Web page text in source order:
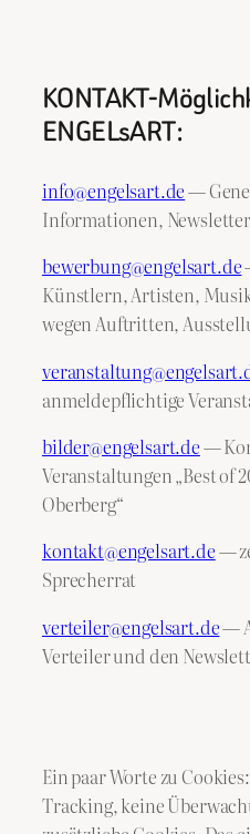
KONTAKT-
ENGELsART:
info@engelsart.de—
Informationen,
bewerbung@engelsart.de
Künstlern, Artisten,
wegen Auftritten,
anmeldepflichtige
bilder@engelsart.de—
Veranstaltungen „Best of
Oberberg“
kontakt@engelsart.de—
Sprecherrat
verteiler@engelsart.de—
Verteiler und den
Ein paar Worte zu
Tracking, keine